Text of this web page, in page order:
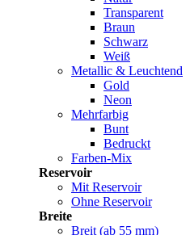
Transparent
Braun
Schwarz
Weiß
Metallic & Leuchtend
Gold
Neon
Mehrfarbig
Bunt
Bedruckt
Farben-Mix
Reservoir
Mit Reservoir
Ohne Reservoir
Breite
Breit (ab 55 mm)